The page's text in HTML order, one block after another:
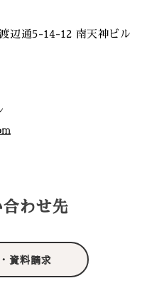
辺通5-14-12 南天神ビル
わせ先
資料請求